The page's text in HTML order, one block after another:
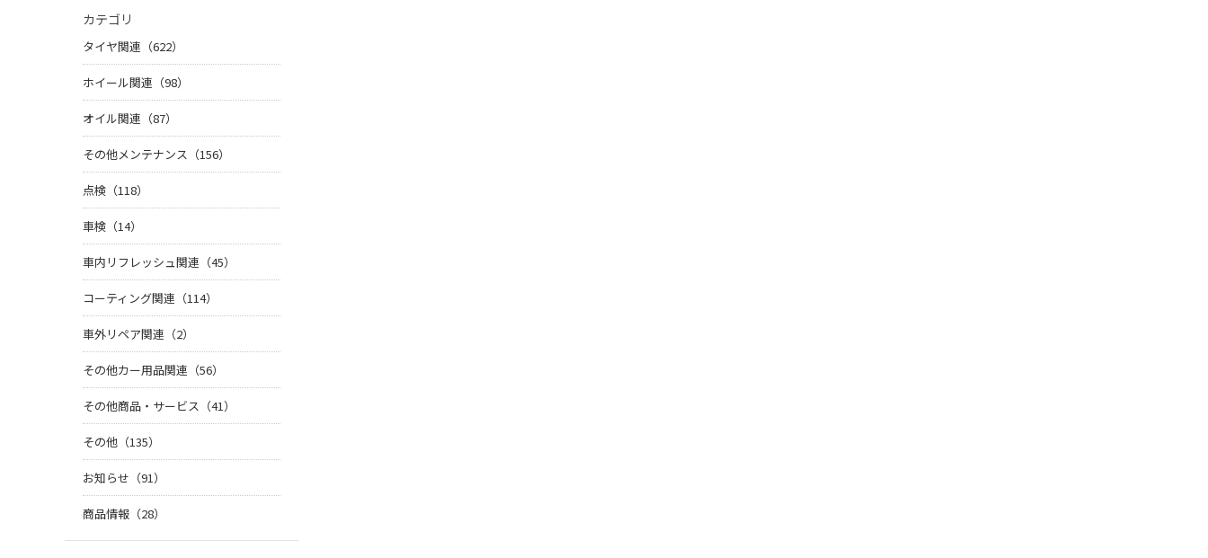
カテゴリ
タイヤ関連（622）
ホイール関連（98）
オイル関連（87）
その他メンテナンス（156）
点検（118）
車検（14）
車内リフレッシュ関連（45）
コーティング関連（114）
車外リペア関連（2）
その他カー用品関連（56）
その他商品・サービス（41）
その他（135）
お知らせ（91）
商品情報（28）